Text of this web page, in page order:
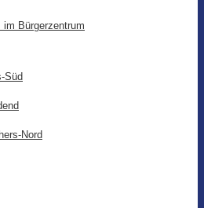
im Bürgerzentrum
Süd
Nord